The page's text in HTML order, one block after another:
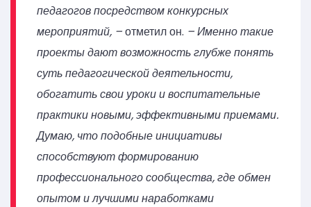
педагогов посредством конкурсных
мероприятий, –отметил он. – Именно такие
проекты дают возможность глубже понять
суть педагогической деятельности,
обогатить свои уроки и воспитательные
практики новыми, эффективными приемами.
Думаю, что подобные инициативы
способствуют формированию
профессионального сообщества, где обмен
опытом и лучшими наработками